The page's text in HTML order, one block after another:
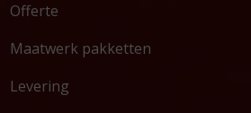
Offerte
Maatwerk pakketten
Levering